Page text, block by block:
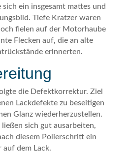
sich ein insgesamt mattes und
Tiefe Kratzer waren
fielen auf der Motorhaube
Flecken auf, die an alte
erinnerten.
die Defektkorrektur. Ziel
Lackdefekte zu beseitigen
Glanz wiederherzustellen.
sich gut ausarbeiten,
diesem Polierschritt ein
auf dem Lack.